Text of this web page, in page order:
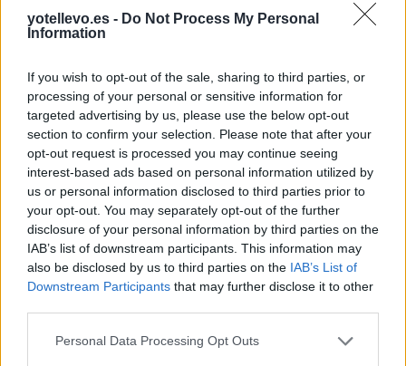
yotellevo.es - Do Not Process My Personal
Information
If you wish to opt-out of the sale, sharing to third parties, or
processing of your personal or sensitive information for
targeted advertising by us, please use the below opt-out
section to confirm your selection. Please note that after your
opt-out request is processed you may continue seeing
interest-based ads based on personal information utilized by
us or personal information disclosed to third parties prior to
your opt-out. You may separately opt-out of the further
disclosure of your personal information by third parties on the
IAB’s list of downstream participants. This information may
also be disclosed by us to third parties on the IAB’s List of
Downstream Participants that may further disclose it to other
Personal Data Processing Opt Outs
América.
de BARRIO DE LA MERCED Buenos Aires
CUADRILLA 1011 (FCGSM., SUBDIVISION ALIANZA)
deCUADRILLA 1011 (FCGSM., SUBDIVISION ALIANZA)
aBARRIO DE LA MERCED Buenos Aires
de COLONIA LOS CHIVATOS Buenos AiresaLA
PLATA ESTAFETA No.18
deLA PLATA ESTAFETA No.18a
COLONIA LOS
CHIVATOS Buenos Aires
deMAR DE OSTENDE Buenos AiresaMAR DEL
PLATA ESTAFETA No.5
deMAR DEL PLATA ESTAFETA No.5
MAR DE